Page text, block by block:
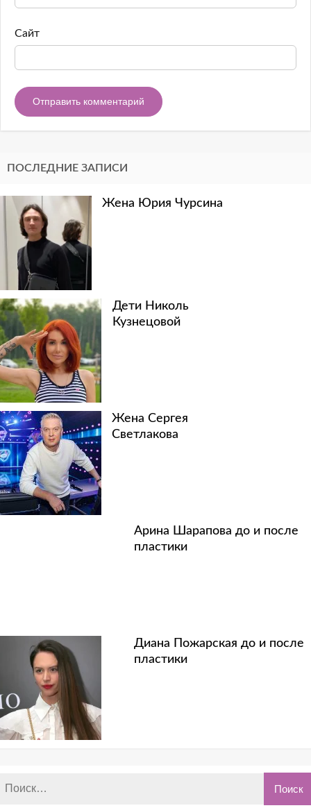
Сайт
ПОСЛЕДНИЕ ЗАПИСИ
Жена Юрия Чурсина
Дети Николь
Кузнецовой
Жена Сергея
Светлакова
Арина Шарапова до и после
пластики
Диана Пожарская до и после
пластики